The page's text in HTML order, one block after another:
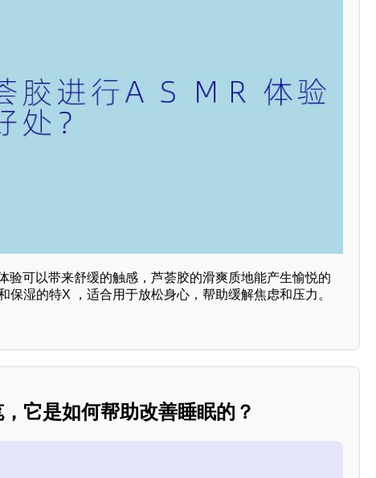
验可以带来舒缓的触感，芦荟胶的滑爽质地能产生愉悦的
保湿的特X ，适合用于放松身心，帮助缓解焦虑和压力。
它是如何帮助改善睡眠的？